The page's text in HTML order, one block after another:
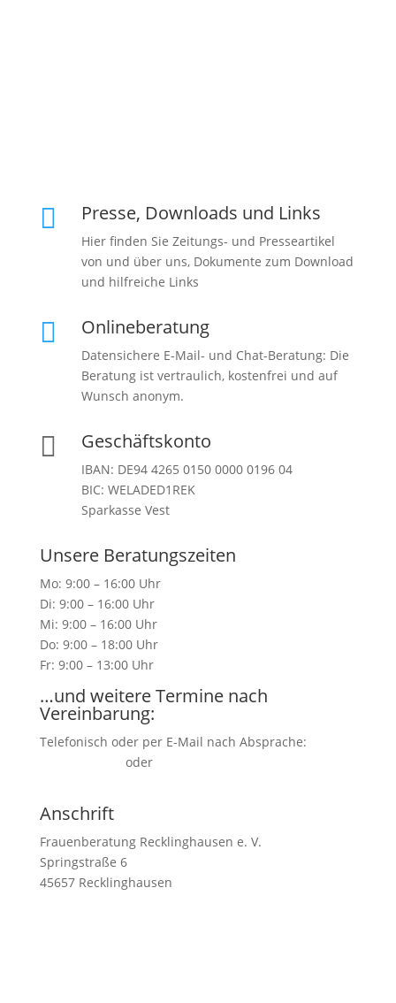
 Presse, Downloads und Links
Hier finden Sie Zeitungs- und Presseartikel
von und über uns, Dokumente zum Download
und hilfreiche Links
 Onlineberatung
Datensichere E-Mail- und Chat-Beratung: Die
Beratung ist vertraulich, kostenfrei und auf
Wunsch anonym.
 Geschäftskonto
IBAN: DE94 4265 0150 0000 0196 04
BIC: WELADED1REK
Sparkasse Vest
Unsere Beratungszeiten
Mo: 9:00 – 16:00 Uhr
Di: 9:00 – 16:00 Uhr
Mi: 9:00 – 16:00 Uhr
Do: 9:00 – 18:00 Uhr
Fr: 9:00 – 13:00 Uhr
…und weitere Termine nach
Vereinbarung:
Telefonisch oder per E-Mail nach Absprache:
oder
Anschrift
Frauenberatung Recklinghausen e. V.
Springstraße 6
45657 Recklinghausen